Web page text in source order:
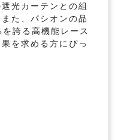
光カーテンとの組
た、パシオンの品
誇る高機能レース
を求める方にぴっ